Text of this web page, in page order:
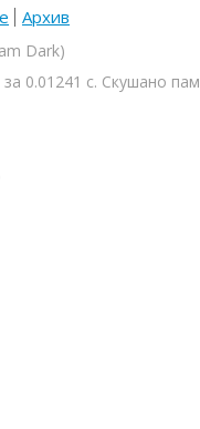
Архив
Dark)
0.01241 с. Скушано